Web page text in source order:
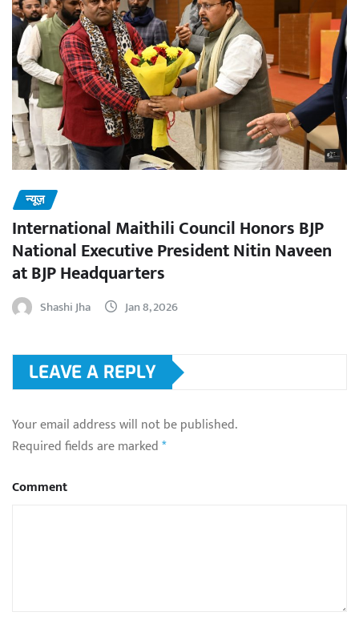
न्यूज़
International Maithili Council Honors BJP
National Executive President Nitin Naveen
at BJP Headquarters
Shashi Jha Jan 8, 2026
LEAVE A REPLY
Your email address will not be published.
Required fields are marked*
Comment